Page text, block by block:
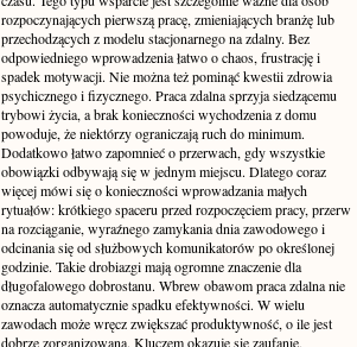
rozpoczynających pierwszą pracę, zmieniających branżę lub
przechodzących z modelu stacjonarnego na zdalny. Bez
odpowiedniego wprowadzenia łatwo o chaos, frustrację i
spadek motywacji. Nie można też pominąć kwestii zdrowia
psychicznego i fizycznego. Praca zdalna sprzyja siedzącemu
trybowi życia, a brak konieczności wychodzenia z domu
powoduje, że niektórzy ograniczają ruch do minimum.
Dodatkowo łatwo zapomnieć o przerwach, gdy wszystkie
obowiązki odbywają się w jednym miejscu. Dlatego coraz
więcej mówi się o konieczności wprowadzania małych
rytuałów: krótkiego spaceru przed rozpoczęciem pracy, przerw
na rozciąganie, wyraźnego zamykania dnia zawodowego i
odcinania się od służbowych komunikatorów po określonej
godzinie. Takie drobiazgi mają ogromne znaczenie dla
długofalowego dobrostanu. Wbrew obawom praca zdalna nie
oznacza automatycznie spadku efektywności. W wielu
zawodach może wręcz zwiększać produktywność, o ile jest
dobrze zorganizowana. Kluczem okazuje się zaufanie,